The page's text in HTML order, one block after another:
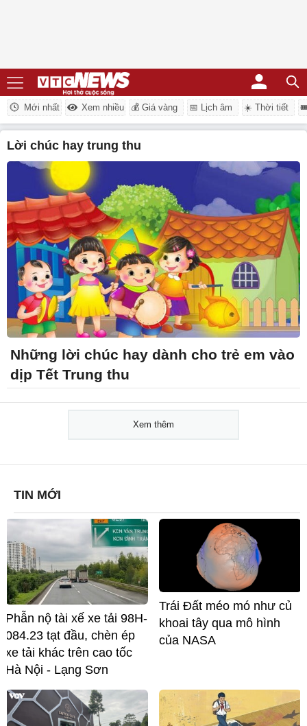
Mới nhất Xem nhiều 💰 Giá vàng 📅 Lịch âm ☀️ Thời tiết
lời chúc hay trung thu
Những lời chúc hay dành cho trẻ em vào
dịp Tết Trung thu
Xem thêm
TIN MỚI
Phẫn nộ tài xế xe tải 98H-
084.23 tạt đầu, chèn ép
xe tải khác trên cao tốc
Hà Nội - Lạng Sơn
Trái Đất méo mó như củ
khoai tây qua mô hình
của NASA